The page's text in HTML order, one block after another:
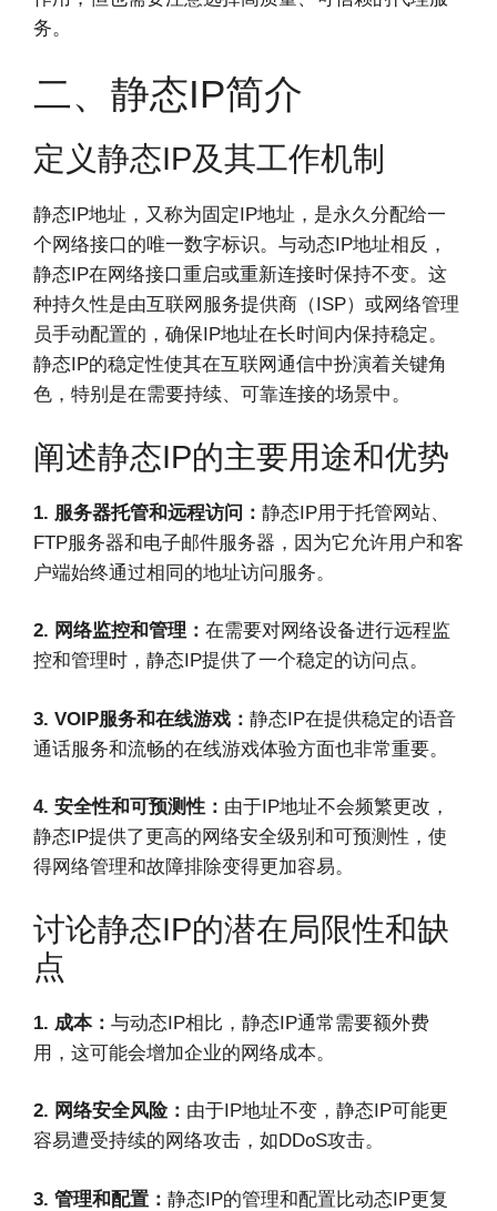
务。
二、静态IP简介
定义静态IP及其工作机制
静态IP地址，又称为固定IP地址，是永久分配给一
个网络接口的唯一数字标识。与动态IP地址相反，
静态IP在网络接口重启或重新连接时保持不变。这
种持久性是由互联网服务提供商（ISP）或网络管理
员手动配置的，确保IP地址在长时间内保持稳定。
静态IP的稳定性使其在互联网通信中扮演着关键角
色，特别是在需要持续、可靠连接的场景中。
阐述静态IP的主要用途和优势
1. 服务器托管和远程访问： 静态IP用于托管网站、
FTP服务器和电子邮件服务器，因为它允许用户和客
户端始终通过相同的地址访问服务。
2. 网络监控和管理： 在需要对网络设备进行远程监
控和管理时，静态IP提供了一个稳定的访问点。
3. VOIP服务和在线游戏： 静态IP在提供稳定的语音
通话服务和流畅的在线游戏体验方面也非常重要。
4. 安全性和可预测性： 由于IP地址不会频繁更改，
静态IP提供了更高的网络安全级别和可预测性，使
得网络管理和故障排除变得更加容易。
讨论静态IP的潜在局限性和缺
点
1. 成本： 与动态IP相比，静态IP通常需要额外费
用，这可能会增加企业的网络成本。
2. 网络安全风险： 由于IP地址不变，静态IP可能更
容易遭受持续的网络攻击，如DDoS攻击。
3. 管理和配置： 静态IP的管理和配置比动态IP更复